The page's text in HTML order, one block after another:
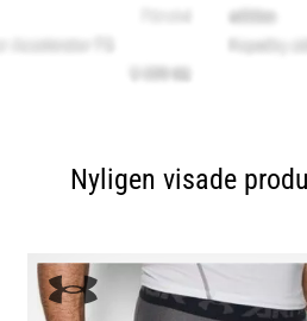
Nyligen visade